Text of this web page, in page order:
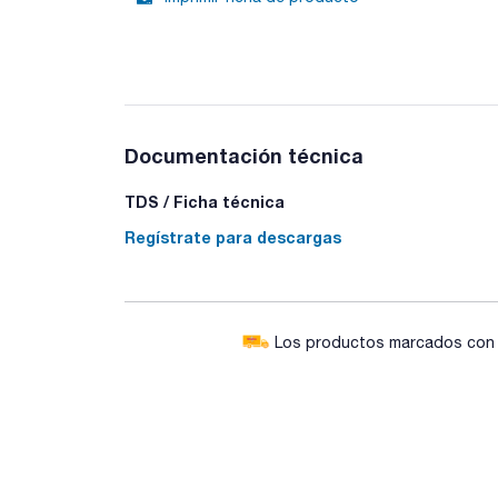
Documentación técnica
TDS / Ficha técnica
Regístrate para descargas
Los productos marcados